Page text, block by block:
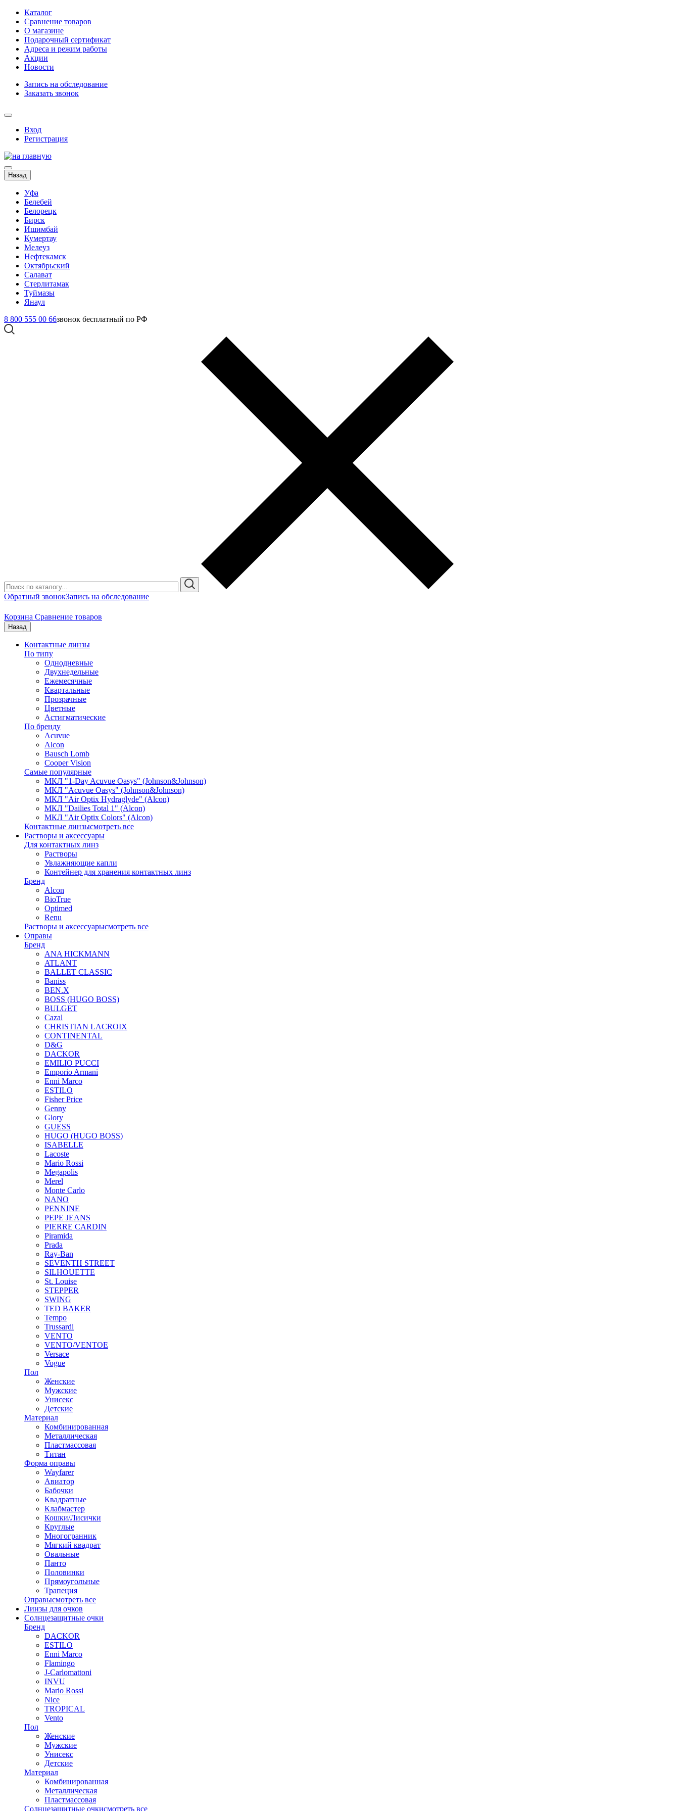
Каталог
Сравнение товаров
О магазине
Подарочный сертификат
Адреса и режим работы
Акции
Новости
Запись на обследование
Заказать звонок
Вход
Регистрация
Назад
Уфа
Белебей
Белорецк
Бирск
Ишимбай
Кумертау
Мелеуз
Нефтекамск
Октябрьский
Салават
Стерлитамак
Туймазы
Янаул
8 800 555 00 66звонок бесплатный по РФ
Обратный звонокЗапись на обследование
Корзина Сравнение товаров
Назад
Контактные линзы
По типу
Однодневные
Двухнедельные
Ежемесячные
Квартальные
Прозрачные
Цветные
Астигматические
По бренду
Acuvue
Alcon
Bausch Lomb
Cooper Vision
Самые популярные
МКЛ "1-Day Acuvue Oasys" (Johnson&Johnson)
МКЛ "Acuvue Oasys" (Johnson&Johnson)
МКЛ "Air Optix Hydraglyde" (Alcon)
МКЛ "Dailies Total 1" (Alcon)
МКЛ "Air Optix Colors" (Alcon)
Контактные линзысмотреть все
Растворы и аксессуары
Для контактных линз
Растворы
Увлажняющие капли
Контейнер для хранения контактных линз
Бренд
Alcon
BioTrue
Optimed
Renu
Растворы и аксессуарысмотреть все
Оправы
Бренд
ANA HICKMANN
ATLANT
BALLET CLASSIC
Baniss
BEN.X
BOSS (HUGO BOSS)
BULGET
Cazal
CHRISTIAN LACROIX
CONTINENTAL
D&G
DACKOR
EMILIO PUCCI
Emporio Armani
Enni Marco
ESTILO
Fisher Price
Genny
Glory
GUESS
HUGO (HUGO BOSS)
ISABELLE
Lacoste
Mario Rossi
Megapolis
Merel
Monte Carlo
NANO
PENNINE
PEPE JEANS
PIERRE CARDIN
Piramida
Prada
Ray-Ban
SEVENTH STREET
SILHOUETTE
St. Louise
STEPPER
SWING
TED BAKER
Tempo
Trussardi
VENTO
VENTO/VENTOE
Versace
Vogue
Пол
Женские
Мужские
Унисекс
Детские
Материал
Комбинированная
Металлическая
Пластмассовая
Титан
Форма оправы
Wayfarer
Авиатор
Бабочки
Квадратные
Клабмастер
Кошки/Лисички
Круглые
Многогранник
Мягкий квадрат
Овальные
Панто
Половинки
Прямоугольные
Трапеция
Оправысмотреть все
Линзы для очков
Солнцезащитные очки
Бренд
DACKOR
ESTILO
Enni Marco
Flamingo
J-Carlomattoni
INVU
Mario Rossi
Nice
TROPICAL
Vento
Пол
Женские
Мужские
Унисекс
Детские
Материал
Комбинированная
Металлическая
Пластмассовая
Солнцезащитные очкисмотреть все